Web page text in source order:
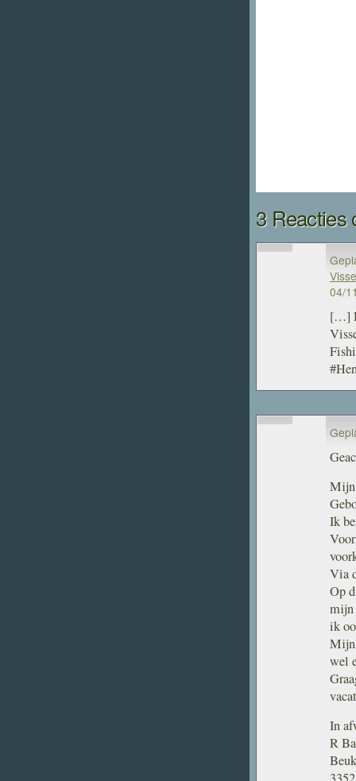
3 Reacties
04/
[…]
Mijn
Ik
Via
Op
mijn
ik
Mijn
wel
In
R